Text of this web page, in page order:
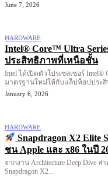
June 7, 2026
HARDWARE
Intel® Core™ Ultra
ประสิทธิภาพที่เหนือชั้น
Intel ได้เปิดตัวโปรเซสเซอร์ Intel®
มาตรฐานใหม่ให้กับแล็ปท็อปประสิ
January 6, 2026
HARDWARE
Snapdragon X2
ชน Apple และ x86 ในปี
จากงาน Architecture Deep Dive
Snapdragon X2...